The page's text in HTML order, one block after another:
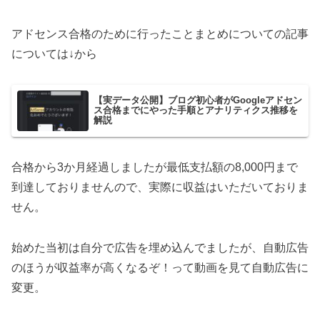
アドセンス合格のために行ったことまとめについての記事
については↓から
【実データ公開】ブログ初心者がGoogleアドセン
ス合格までにやった手順とアナリティクス推移を
解説
合格から3か月経過しましたが最低支払額の8,000円まで
到達しておりませんので、実際に収益はいただいておりま
せん。
始めた当初は自分で広告を埋め込んでましたが、自動広告
のほうが収益率が高くなるぞ！って動画を見て自動広告に
変更。